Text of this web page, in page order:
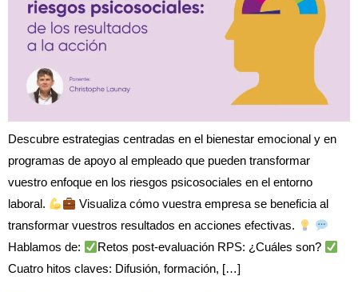
Descubre estrategias centradas en el bienestar emocional y en
programas de apoyo al empleado que pueden transformar
vuestro enfoque en los riesgos psicosociales en el entorno
laboral.
Visualiza cómo vuestra empresa se beneficia al
transformar vuestros resultados en acciones efectivas.
Hablamos de:
Retos post-evaluación RPS: ¿Cuáles son?
Cuatro hitos claves: Difusión, formación, […]